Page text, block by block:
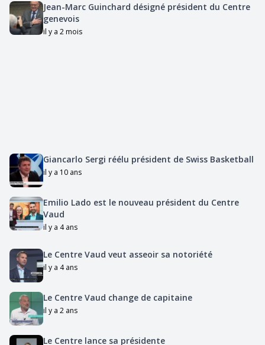
Jean-Marc Guinchard désigné président du Centre
genevois
il y a 2 mois
Giancarlo Sergi réélu président de Swiss Basketball
il y a 10 ans
Emilio Lado est le nouveau président du Centre
Vaud
il y a 4 ans
Le Centre Vaud veut asseoir sa notoriété
il y a 4 ans
Le Centre Vaud change de capitaine
il y a 2 ans
Le Centre lance sa présidente